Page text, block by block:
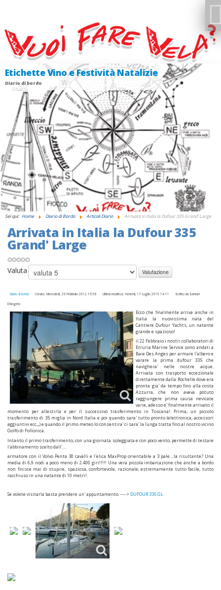
Etichette Vino e Festività Natalizie
Diario di bordo
GIUDANSKY.COM
Sei qui: Home Diario di Bordo Articoli Diario Arrivata in Italia la Dufour 335 Grand' Large
Arrivata in Italia la Dufour 335
Grand' Large
Valuta
Diario di bordo Creato: Mercoledì, 29 Febbraio 2012 19:58 Ultima modifica: Venerdì, 17 Luglio 2015 14:11 Scritto da Samuel
D'Angelo
Ecco che finalmente arriva anche in
Italia la nuovissima nata del
Cantiere Dufour Yachts, un natante
grande e spazioso!
il 22 Febbraio i nostri collaboratori di
Etruria Marine Service sono andati a
Baie Des Anges per armare l'albero e
varare la prima dufour 335 che
navighera' nelle nostre acque.
Arrivata con trasporto eccezionale
direttamente dalla Rochelle dove era
pronta gia' da tempo fino alla costa
Azzurra, che non aveva potuto
raggiungere prima causa nevicate
varie, adesso e' finalmente arrivato il
momento per allestirla e per il successivo trasferimento in Toscana!. Prima, un piccolo
trasferimento di 35 miglia in Nord Italia e poi quando sara' tutto pronto (elettronica, accessori
aggiuntivi ecc,,,) e quando il primo meteo lo consentira' ci sara' la lunga tratta fino al nostro vicino
Golfo di Follonica.
Intanto il primo trasferimento, con una giornata soleggiata e con poco vento, permette di testare
l'abbinamento scelto dall'....
armatore con il Volvo Penta 30 cavalli e l'elica MaxProp orientabile a 3 pale....la risultante? Una
media di 6,9 nodi a poco meno di 2.400 giri!!!!! Una vera piccola imbarcazione che anche a bordo
non finisce mai di stupire, spaziosa, confortevole, razionale, estremamente tutto facile, tutto
racchiuso in una natante di 10 metri!.
Se volete visitarla basta prendere un' appuntamento. ----> DUFOUR 335 GL